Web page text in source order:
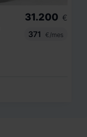
31.200 €
371
€/mes